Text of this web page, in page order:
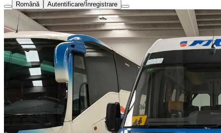
Română Autentificare/Înregistrare